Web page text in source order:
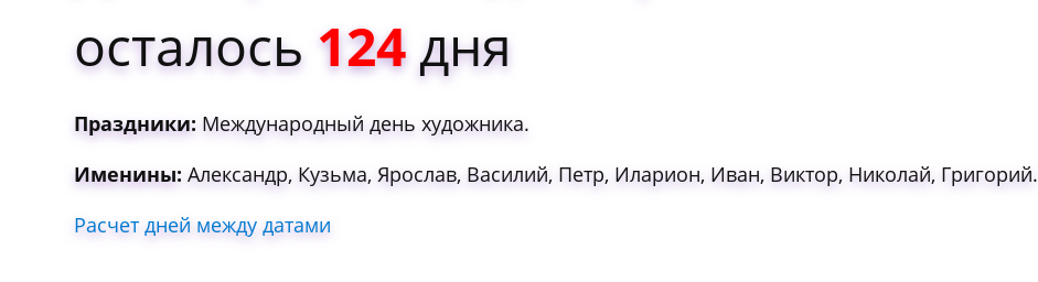
осталось 124дня
Праздники: Международный день художника.
Именины: Александр, Кузьма, Ярослав, Василий, Петр, Иларион, Иван, Виктор, Николай, Григорий.
Расчет дней между датами